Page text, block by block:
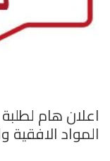
اعلان هام
المواد الافقية